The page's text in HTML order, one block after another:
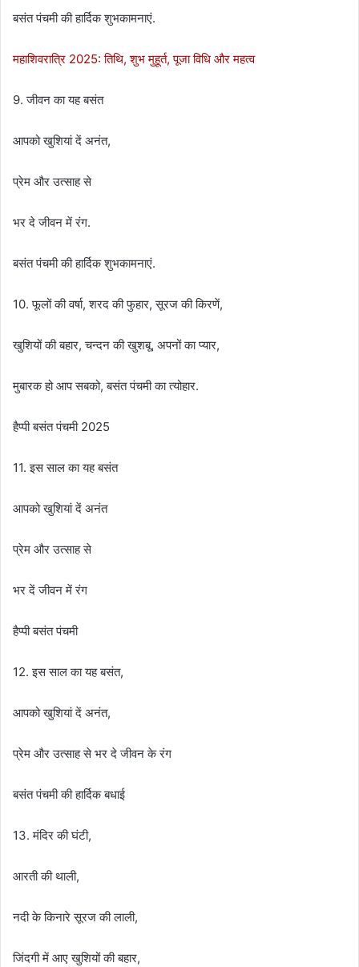
बसंत पंचमी की हार्दिक शुभकामनाएं.
महाशिवरात्रि 2025: तिथि, शुभ मुहूर्त, पूजा विधि और महत्व
9. जीवन का यह बसंत
आपको खुशियां दें अनंत,
प्रेम और उत्साह से
भर दे जीवन में रंग.
बसंत पंचमी की हार्दिक शुभकामनाएं.
10. फूलों की वर्षा, शरद की फुहार, सूरज की किरणें,
खुशियों की बहार, चन्दन की खुशबू, अपनों का प्यार,
मुबारक हो आप सबको, बसंत पंचमी का त्योहार.
हैप्पी बसंत पंचमी 2025
11. इस साल का यह बसंत
आपको खुशियां दें अनंत
प्रेम और उत्साह से
भर दें जीवन में रंग
हैप्पी बसंत पंचमी
12. इस साल का यह बसंत,
आपको खुशियां दें अनंत,
प्रेम और उत्साह से भर दे जीवन के रंग
बसंत पंचमी की हार्दिक बधाई
13. मंदिर की घंटी,
आरती की थाली,
नदी के किनारे सूरज की लाली,
जिंदगी में आए खुशियों की बहार,